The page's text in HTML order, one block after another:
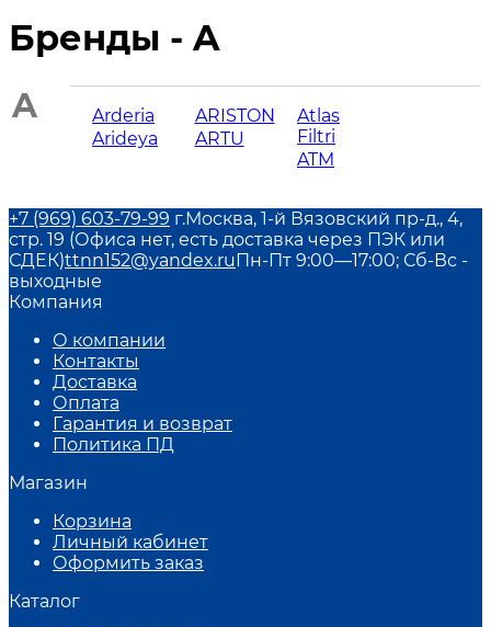
Бренды - A
A
Arderia
Arideya
ARISTON
ARTU
Atlas
Filtri
ATM
+7 (969) 603-79-99 г.Москва, 1-й Вязовский пр-д., 4,
стр. 19 (Офиса нет, есть доставка через ПЭК или
СДЕК)ttnn152@yandex.ruПн-Пт 9:00—17:00; Сб-Вс -
выходные
Компания
О компании
Контакты
Доставка
Оплата
Гарантия и возврат
Политика ПД
Магазин
Корзина
Личный кабинет
Оформить заказ
Каталог